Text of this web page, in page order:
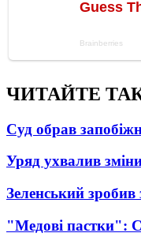
ЧИТАЙТЕ
Суд обрав
Уряд ухвалив зміни
Зеленський
"Медові пастки":